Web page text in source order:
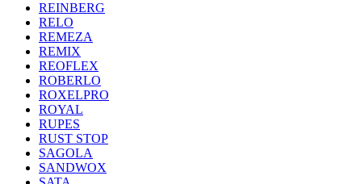
REINBERG
RELO
REMEZA
REMIX
REOFLEX
ROBERLO
ROXELPRO
ROYAL
RUPES
RUST STOP
SAGOLA
SANDWOX